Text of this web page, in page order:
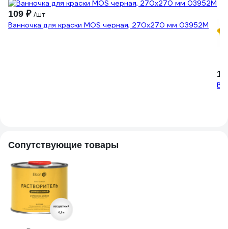
109 ₽ /шт
Ванночка для краски MOS черная, 270x270 мм 03952М
Сопутствующие товары